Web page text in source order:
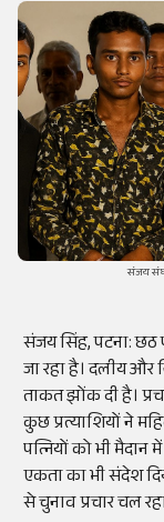
संजय
संजय सिंह, पटना: छठ
जा रहा है। दलीय और
ताकत झोंक दी है।
कुछ प्रत्याशियों ने
पत्नियों को भी
एकता का भी संदेश
से चुनाव प्रचार चल